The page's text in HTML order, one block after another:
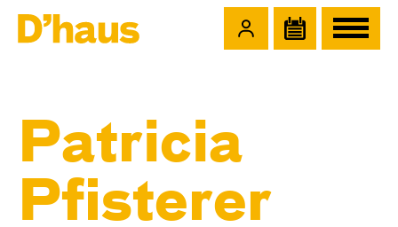
Patricia
Pfisterer